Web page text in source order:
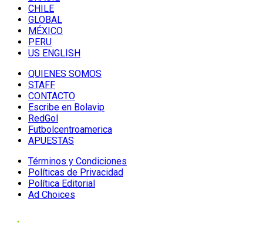
CHILE
GLOBAL
MÉXICO
PERU
US ENGLISH
QUIENES SOMOS
STAFF
CONTACTO
Escribe en Bolavip
RedGol
Futbolcentroamerica
APUESTAS
Términos y Condiciones
Políticas de Privacidad
Política Editorial
Ad Choices